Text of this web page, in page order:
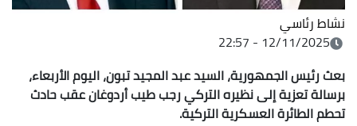
نشاط رئاسي
12/11/2025 - 22:57
بعث رئيس الجمهورية، السيد عبد المجيد تبون، اليوم الأربعاء،
برسالة تعزية إلى نظيره التركي رجب طيب أردوغان عقب حادث
تحطم الطائرة العسكرية التركية.